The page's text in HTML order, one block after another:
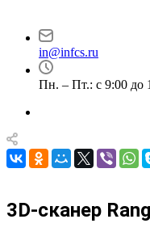
in@infcs.ru
Пн. – Пт.: с 9:00 до
3D-сканер